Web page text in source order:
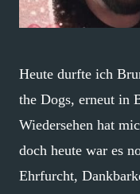
Heute durfte ich
the Dogs, erneut in
Wiedersehen hat
doch heute war es
Ehrfurcht,